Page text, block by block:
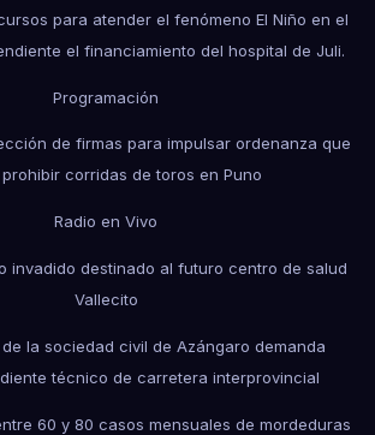
para atender el fenómeno El Niño en el
el financiamiento del hospital de Juli.
Programación
de firmas para impulsar ordenanza que
corridas de toros en Puno
Radio en Vivo
invadido destinado al futuro centro de salud
Vallecito
la sociedad civil de Azángaro demanda
técnico de carretera interprovincial
60 y 80 casos mensuales de mordeduras